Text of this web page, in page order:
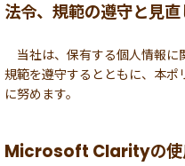
法令、規範の遵守と見直
当社は、保有する個人情報に
規範を遵守するとともに、本
に努めます。
Microsoft Clarityの使